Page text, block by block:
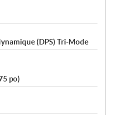
(DPS) Tri-Mode
po)